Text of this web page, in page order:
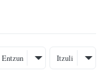
Entzun Itzuli